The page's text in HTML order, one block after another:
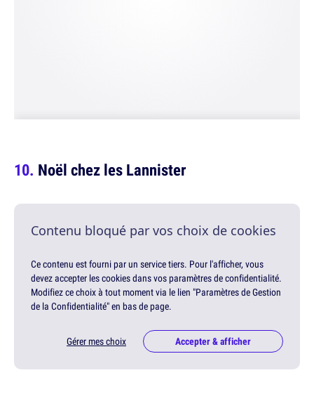
Noël chez les Lannister
Contenu bloqué par vos choix de cookies
Ce contenu est fourni par un service tiers. Pour l'afficher, vous
devez accepter les cookies dans vos paramètres de confidentialité.
Modifiez ce choix à tout moment via le lien "Paramètres de Gestion
de la Confidentialité" en bas de page.
Gérer mes choix Accepter & afficher